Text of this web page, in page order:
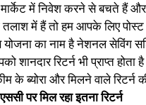
मार्केट में निवेश करने से बचते हैं
तलाश में हैं तो हम आपके लिए
योजना का नाम है नेशनल सेविंग
शानदार रिटर्न भी प्राप्त
के ब्योरा और मिलने वाले रिटर्न
पर मिल रहा इतना रिटर्न